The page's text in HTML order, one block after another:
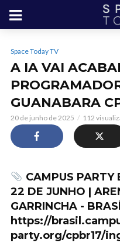
Space Today TV
A IA VAI
GUANABARA
20 de junho de 2025 112
CAMPUS PARTY
22 DE JUNHO |
GARRINCHA -
https://
party.org/cpbr17/